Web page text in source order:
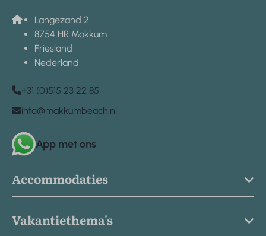
Langezand 2
8754 HR Makkum
Friesland
Nederland
+31 (0)515 23 22 85
info@makkumbeach.nl
App met ons
Accommodaties
Vakantiethema's